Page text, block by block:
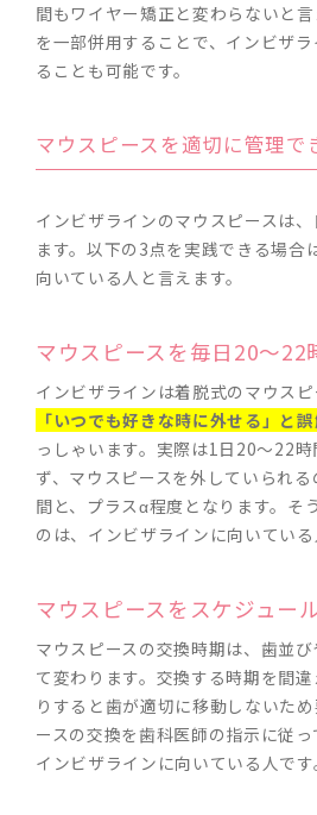
間もワイヤー矯正と変わらないと
を一部併用することで、インビザ
ることも可能です。
マウスピースを適切に管理で
インビザラインのマウスピースは
ます。以下の3点を実践できる場合
向いている人と言えます。
マウスピースを毎日20～22
インビザラインは着脱式のマウスピ
「いつでも好きな時に外せる」と
っしゃいます。実際は1日20～22
ず、マウスピースを外していられ
間と、プラスα程度となります。そ
のは、インビザラインに向いている
マウスピースをスケジュー
マウスピースの交換時期は、歯並
て変わります。交換する時期を間
りすると歯が適切に移動しないた
ースの交換を歯科医師の指示に従
インビザラインに向いている人です